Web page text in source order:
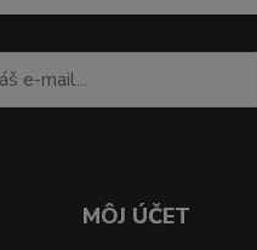
MÔJ ÚČET